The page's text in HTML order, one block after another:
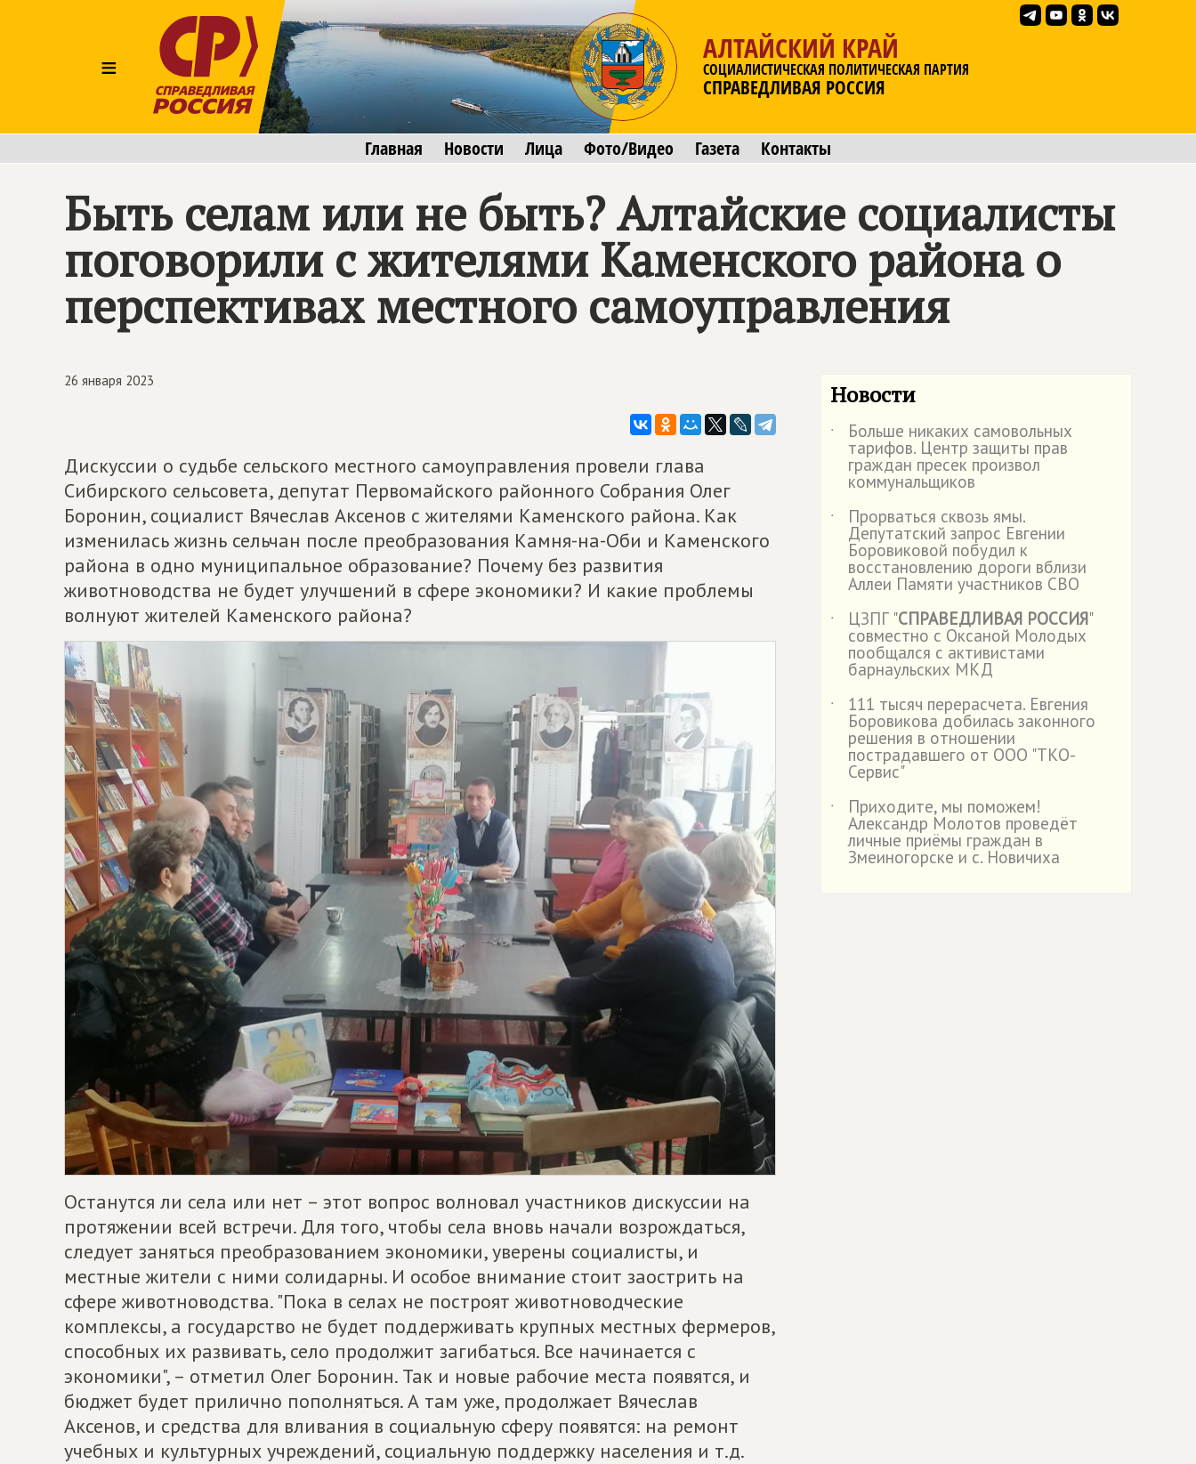
≡
АЛТАЙСКИЙ КРАЙ
СОЦИАЛИСТИЧЕСКАЯ ПОЛИТИЧЕСКАЯ ПАРТИЯ
СПРАВЕДЛИВАЯ РОССИЯ
Главная Новости Лица Фото/Видео Газета Контакты
Быть селам или не быть? Алтайские социалисты
поговорили с жителями Каменского района о
перспективах местного самоуправления
26 января 2023
Дискуссии о судьбе сельского местного самоуправления провели глава
Сибирского сельсовета, депутат Первомайского районного Собрания Олег
Боронин, социалист Вячеслав Аксенов с жителями Каменского района. Как
изменилась жизнь сельчан после преобразования Камня-на-Оби и Каменского
района в одно муниципальное образование? Почему без развития
животноводства не будет улучшений в сфере экономики? И какие проблемы
волнуют жителей Каменского района?
Останутся ли села или нет – этот вопрос волновал участников дискуссии на
протяжении всей встречи. Для того, чтобы села вновь начали возрождаться,
следует заняться преобразованием экономики, уверены социалисты, и
местные жители с ними солидарны. И особое внимание стоит заострить на
сфере животноводства. "Пока в селах не построят животноводческие
комплексы, а государство не будет поддерживать крупных местных фермеров,
способных их развивать, село продолжит загибаться. Все начинается с
экономики", – отметил Олег Боронин. Так и новые рабочие места появятся, и
бюджет будет прилично пополняться. А там уже, продолжает Вячеслав
Аксенов, и средства для вливания в социальную сферу появятся: на ремонт
учебных и культурных учреждений, социальную поддержку населения и т.д.
Новости
˙ Больше никаких самовольных
тарифов. Центр защиты прав
граждан пресек произвол
коммунальщиков
˙
Прорваться сквозь ямы.
Депутатский запрос Евгении
Боровиковой побудил к
восстановлению дороги вблизи
Аллеи Памяти участников СВО
˙
ЦЗПГ "СПРАВЕДЛИВАЯ РОССИЯ"
совместно с Оксаной Молодых
пообщался с активистами
барнаульских МКД
˙
111 тысяч перерасчета. Евгения
Боровикова добилась законного
решения в отношении
пострадавшего от ООО "ТКО-
Сервис"
˙
Приходите, мы поможем!
Александр Молотов проведёт
личные приёмы граждан в
Змеиногорске и с. Новичиха